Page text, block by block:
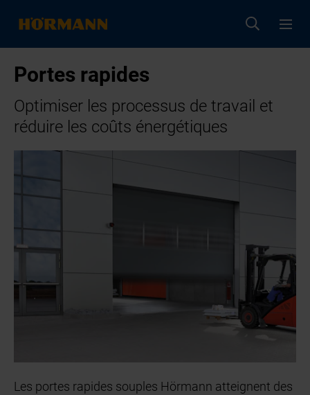
Portes rapides
Optimiser les processus de travail et
réduire les coûts énergétiques
Les portes rapides souples Hörmann atteignent des